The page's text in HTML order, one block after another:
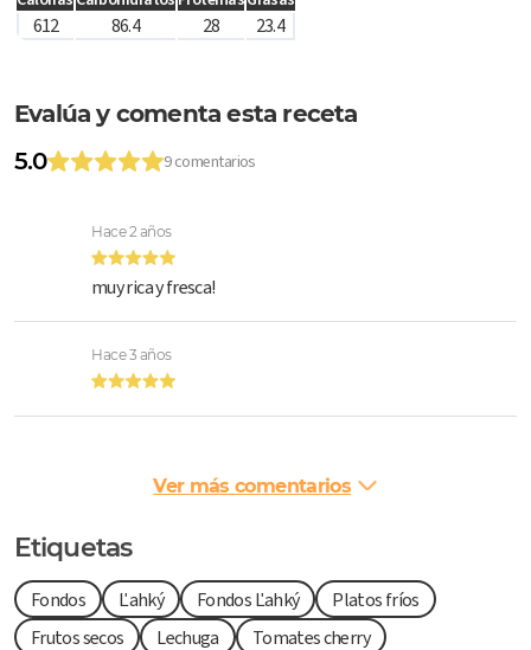
612 86.4 28 23.4
Evalúa y comenta esta receta
5.0
9 comentarios
Hace 2 años
muy rica y fresca!
Hace 3 años
Ver más comentarios
Etiquetas
Fondos Ľahký Fondos Ľahký
Platos fríos
Frutos secos
Lechuga Tomates cherry